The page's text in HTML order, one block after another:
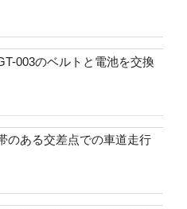
003のベルトと電池を交換
のある交差点での車道走行